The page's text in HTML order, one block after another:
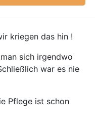
kriegen das hin !
sich irgendwo
war es nie
Pflege ist schon